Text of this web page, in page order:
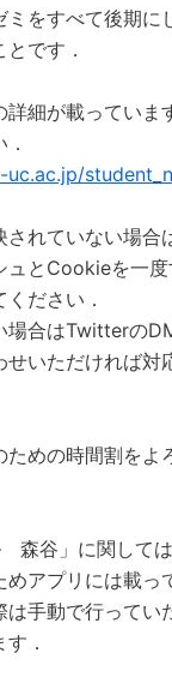
シー
ミをすべて後期に
です．
詳細が載っていま
れていない場合
ュとCookieを一
ださい．
場合はTwitterの
せいただければ対
ための時間割をよ
森谷」に関して
アプリには載っ
は手動で行ってい
．